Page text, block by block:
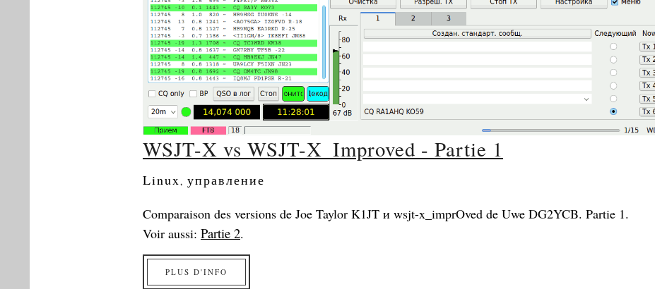
WSJT-X vs WSJT-X_Improved - Partie 1
Linux , управление
Comparaison des versions de Joe Taylor K1JT и wsjt-x_imprOved de Uwe DG2YCB. Partie 1.
Voir aussi: Partie 2.
PLUS D'INFO